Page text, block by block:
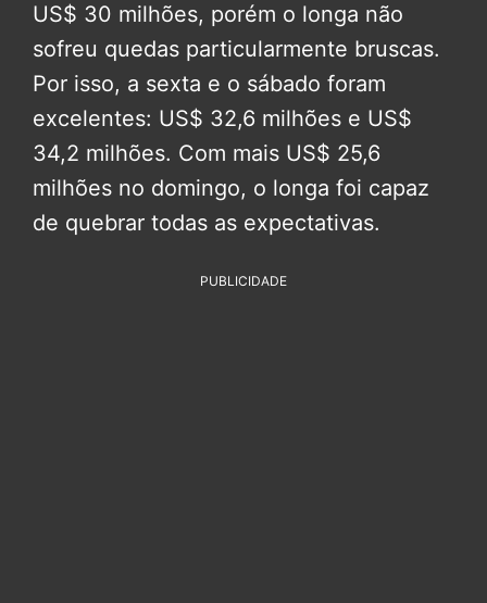
US$ 30 milhões, porém o longa não
sofreu quedas particularmente bruscas.
Por isso, a sexta e o sábado foram
excelentes: US$ 32,6 milhões e US$
34,2 milhões. Com mais US$ 25,6
milhões no domingo, o longa foi capaz
de quebrar todas as expectativas.
PUBLICIDADE